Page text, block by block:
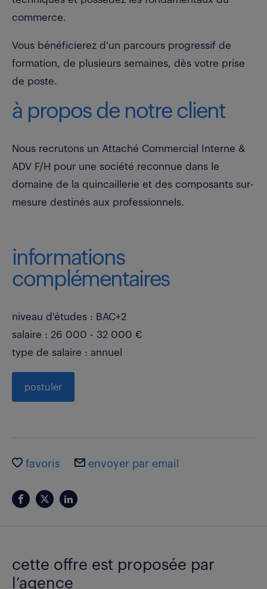
commerce.
Vous bénéficierez d'un parcours progressif de
formation, de plusieurs semaines, dès votre prise
de poste.
à propos de notre client
Nous recrutons un Attaché Commercial Interne &
ADV F/H pour une société reconnue dans le
domaine de la quincaillerie et des composants sur-
mesure destinés aux professionnels.
informations
complémentaires
niveau d'études : BAC+2
salaire : 26 000 - 32 000 €
type de salaire : annuel
postuler
favoris envoyer par email
cette offre est proposée par
l’agence